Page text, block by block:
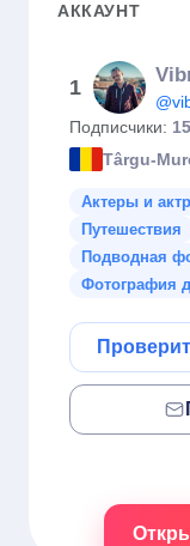
АККАУНТ
1
Подписчики:
Târgu-
Актеры и
Путешествия
Подводная
Фотография